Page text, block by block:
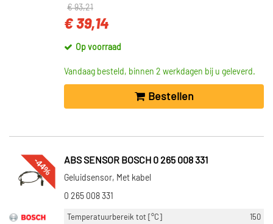
€ 93,21
€ 39,14
Op voorraad
Vandaag besteld, binnen 2 werkdagen bij u geleverd.
Bestellen
-44% ABS SENSOR BOSCH 0 265 008 331
Geluidsensor, Met kabel
0 265 008 331
Temperatuurbereik tot [°C] 150